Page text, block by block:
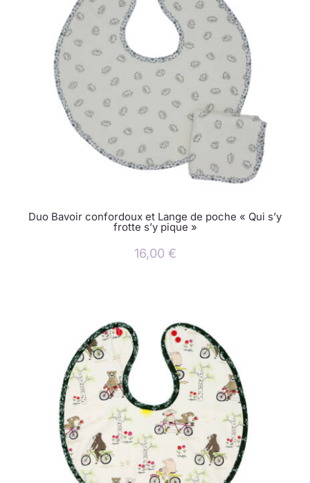
Duo Bavoir confordoux et Lange de poche « Qui s’y
frotte s’y pique »
16,00 €